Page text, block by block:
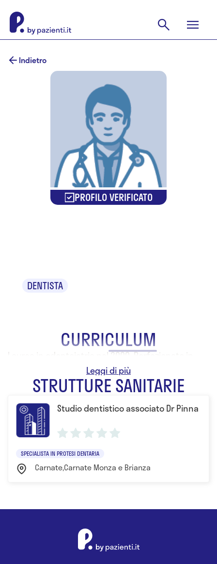
Indietro
PROFILO VERIFICATO
DENTISTA
CURRICULUM
Laurea in odontoiatria nel 2000. Perfezionato in
Parodontologia . Master in digital dentistry .
STRUTTURE SANITARIE
Studio dentistico associato Dr Pinna
SPECIALISTA IN PROTESI DENTARIA
Carnate,Carnate Monza e Brianza